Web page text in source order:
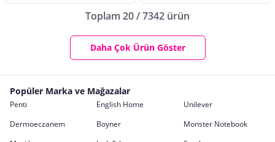
Toplam 20 / 7342 ürün
Daha Çok Ürün Göster
Popüler Marka ve Mağazalar
Penti English Home
Unilever
Dermoeczanem
Boyner
Monster Notebook